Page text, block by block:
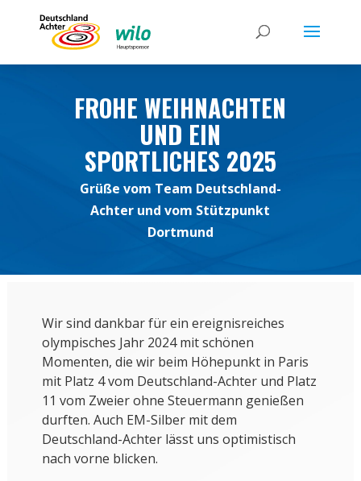
FROHE WEIHNACHTEN
UND EIN
SPORTLICHES 2025
Grüße vom Team Deutschland-
Achter und vom Stützpunkt
Dortmund
Wir sind dankbar für ein ereignisreiches
olympisches Jahr 2024 mit schönen
Momenten, die wir beim Höhepunkt in Paris
mit Platz 4 vom Deutschland-Achter und Platz
11 vom Zweier ohne Steuermann genießen
durften. Auch EM-Silber mit dem
Deutschland-Achter lässt uns optimistisch
nach vorne blicken.